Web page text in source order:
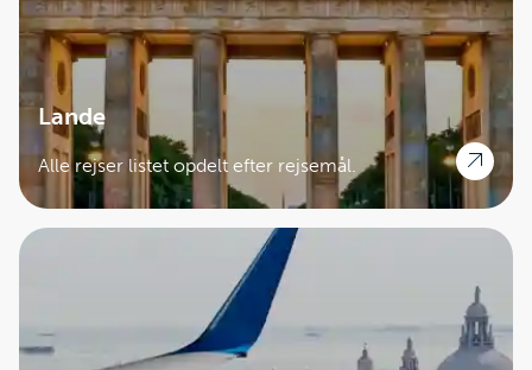
Lande
Alle rejser listet opdelt efter rejsemål.